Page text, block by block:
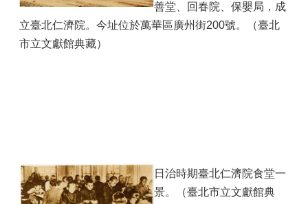
善堂、回春院、保嬰局，成
立臺北仁濟院。今址位於萬華區廣州街200號。（臺北
市立文獻館典藏）
日治時期臺北仁濟院食堂一
景。（臺北市立文獻館典